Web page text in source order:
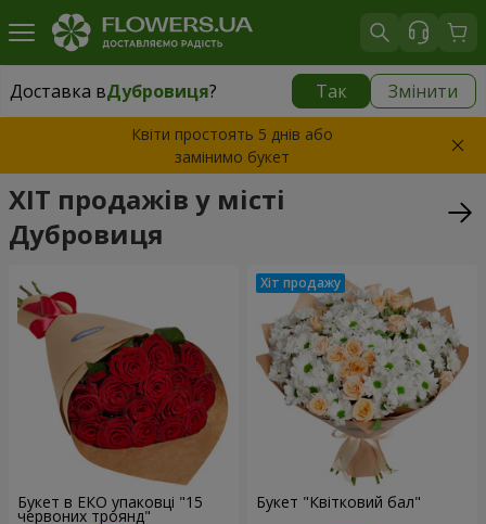
Доставка вДубровиця? Так Змінити
Доставка вДубровиця|
Квіти простоять 5 днів або
замінимо букет
ХІТ продажів у місті
Дубровиця
Букет в ЕКО упаковці "15
червоних троянд"
Букет "Квітковий бал"